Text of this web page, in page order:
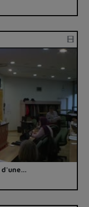
d'une…